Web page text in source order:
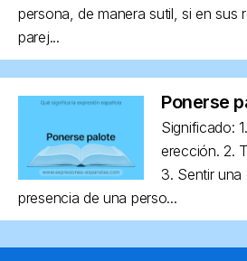
persona, de manera sutil, si en sus
parej...
Ponerse
Significado:
erección. 2.
3. Sentir
presencia de una perso...